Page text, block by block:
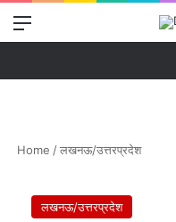
Menu
Home /लखनऊ/उत्तरप्रदेश
लखनऊ/उत्तरप्रदेश